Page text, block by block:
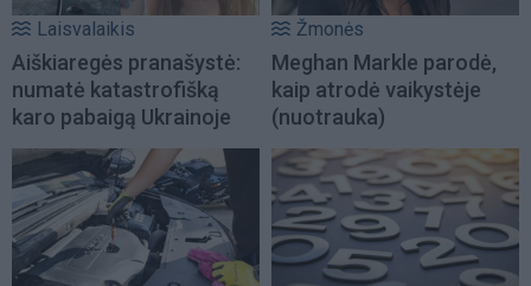
Laisvalaikis
Aiškiaregės pranašystė:
numatė katastrofišką
karo pabaigą Ukrainoje
Žmonės
Meghan Markle parodė,
kaip atrodė vaikystėje
(nuotrauka)